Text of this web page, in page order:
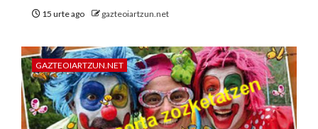
15 urte ago gazteoiartzun.net
GAZTEOIARTZUN.NET